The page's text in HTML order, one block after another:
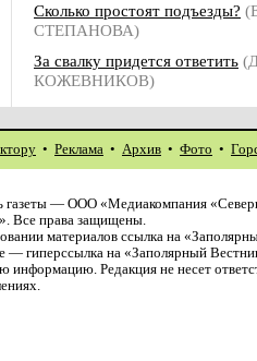
Сколько простоят подъезды?
СТЕПАНОВА)
За свалку придется ответить
КОЖЕВНИКОВ)
• Реклама • Архив • Фото •
газеты — ООО «Медиакомпания
Все права защищены.
материалов ссылка на
— гиперссылка на «Заполярный
информацию. Редакция не несет